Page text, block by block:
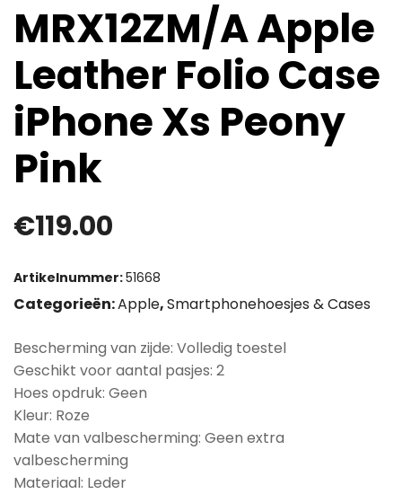
MRX12ZM/A Apple
Leather Folio Case
iPhone Xs Peony
Pink
€119.00
Artikelnummer:51668
Categorieën:Apple,Smartphonehoesjes & Cases
Bescherming van zijde: Volledig toestel
Geschikt voor aantal pasjes: 2
Hoes opdruk: Geen
Kleur: Roze
Mate van valbescherming: Geen extra
valbescherming
Materiaal: Leder